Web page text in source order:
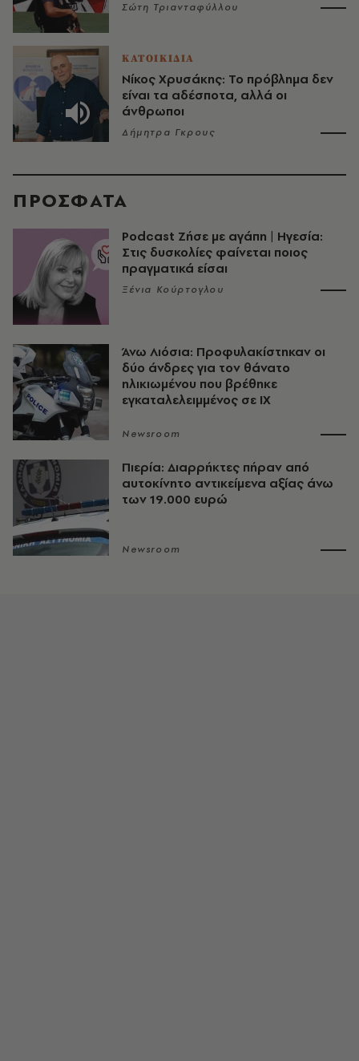
Σώτη Τριανταφύλλου
ΚΑΤΟΙΚΙΔΙΑ
Νίκος Χρυσάκης: Το πρόβλημα δεν
είναι τα αδέσποτα, αλλά οι
άνθρωποι
Δήμητρα Γκρους
ΠΡΟΣΦΑΤΑ
Podcast Ζήσε με αγάπη | Ηγεσία:
Στις δυσκολίες φαίνεται ποιος
πραγματικά είσαι
Ξένια Κούρτογλου
Άνω Λιόσια: Προφυλακίστηκαν οι
δύο άνδρες για τον θάνατο
ηλικιωμένου που βρέθηκε
εγκαταλελειμμένος σε ΙΧ
Newsroom
Πιερία: Διαρρήκτες πήραν από
αυτοκίνητο αντικείμενα αξίας άνω
των 19.000 ευρώ
Newsroom